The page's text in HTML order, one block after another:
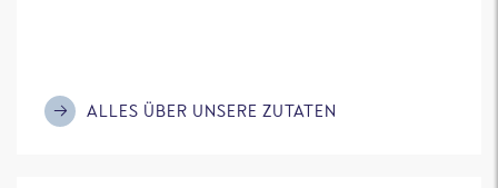
ALLES ÜBER UNSERE ZUTATEN